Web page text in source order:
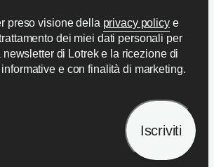
preso visione della privacy policye
dei miei dati personali per
newsletter di Lotrek e la ricezione di
e con finalità di marketing.
Iscriviti